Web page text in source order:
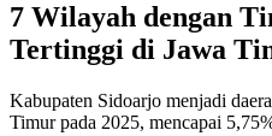
7 Wilayah dengan
Tertinggi di Jawa
Kabupaten Sidoarjo menjadi
Timur pada 2025, mencapai